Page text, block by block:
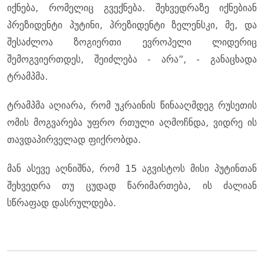
იქნება, რომელიც გვექნება. შეხვედრაზე იქნებიან
პრეზიდენტი პუტინი, პრეზიდენტი ზელენსკი, მე, და
შესაძლოა ზოგიერთი ევროპელი ლიდერიც
შემოგვიერთდეს, შეიძლება - არა”, - განაცხადა
ტრამპმა.
ტრამპმა აღიარა, რომ უკრაინის წინააღმდეგ რუსეთის
ომის მოგვარება უფრო რთული აღმოჩნდა, ვიდრე ის
თავდაპირველად ფიქრობდა.
მან ასევე აღნიშნა, რომ 15 აგვისტოს მისი პუტინთან
შეხვედრა თუ ცუდად წარიმართება, ის ძალიან
სწრაფად დასრულდება.